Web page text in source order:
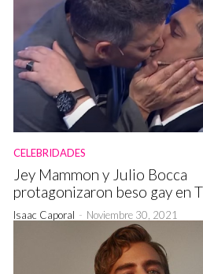
CELEBRIDADES
Jey Mammon y Julio Bocca
protagonizaron beso gay en
Isaac Caporal - Noviembre 30, 2021